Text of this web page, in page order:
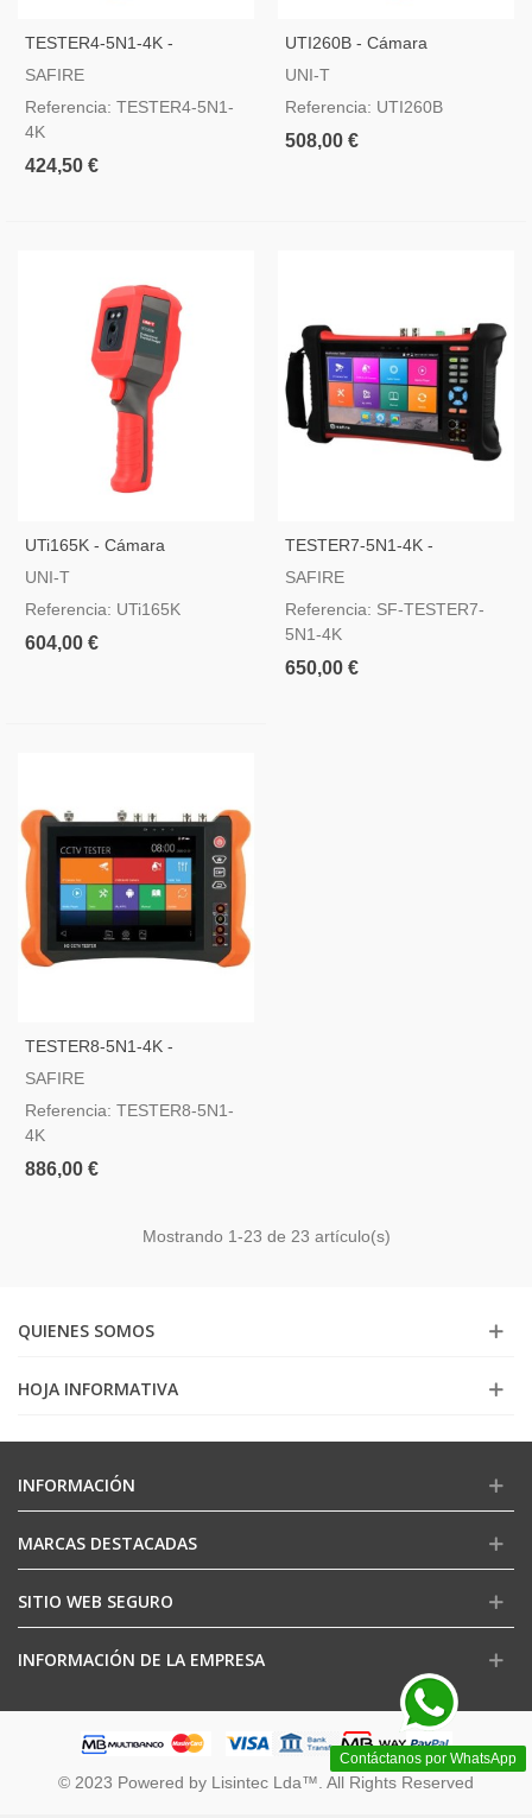
TESTER4-5N1-4K -
Comprobador CCTV
SAFIRE
Referencia: TESTER4-5N1-
4K
424,50 €
UTI260B - Cámara
Termográfica Portátil Dual
UNI-T
Referencia: UTI260B
508,00 €
UTi165K - Cámara
Termográfica Portátil Dual
UNI-T
Referencia: UTi165K
604,00 €
TESTER7-5N1-4K -
Comprobador CCTV
SAFIRE
Referencia: SF-TESTER7-
5N1-4K
650,00 €
TESTER8-5N1-4K -
Comprobador CCTV
SAFIRE
Referencia: TESTER8-5N1-
4K
886,00 €
Mostrando 1-23 de 23 artículo(s)
QUIENES SOMOS
HOJA INFORMATIVA
Contáctanos por WhatsApp
INFORMACIÓN
MARCAS DESTACADAS
SITIO WEB SEGURO
INFORMACIÓN DE LA EMPRESA
© 2023 Powered by Lisintec Lda™. All Rights Reserved